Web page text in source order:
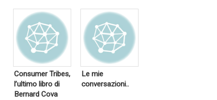
Consumer Tribes,
l’ultimo libro di
Bernard Cova
Le mie
conversazioni..